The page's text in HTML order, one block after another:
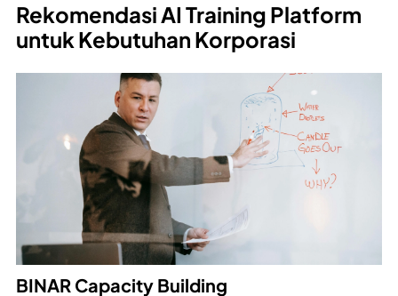
Rekomendasi AI Training Platform
untuk Kebutuhan Korporasi
BINAR Capacity Building